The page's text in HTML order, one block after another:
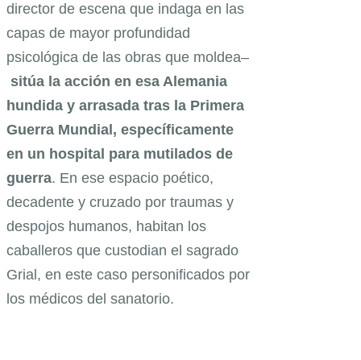
director de escena que indaga en las
capas de mayor profundidad
psicológica de las obras que moldea–
sitúa la acción en esa Alemania
hundida y arrasada tras la Primera
Guerra Mundial, específicamente
en un hospital para mutilados de
guerra. En ese espacio poético,
decadente y cruzado por traumas y
despojos humanos, habitan los
caballeros que custodian el sagrado
Grial, en este caso personificados por
los médicos del sanatorio.